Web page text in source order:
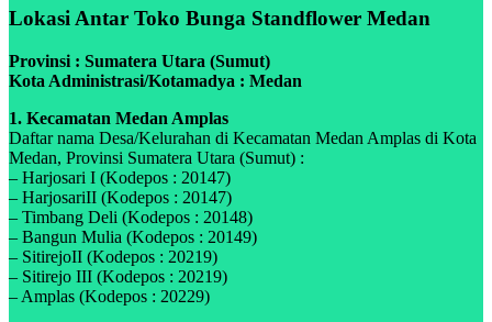
Lokasi Antar Toko Bunga Standflower Medan
Provinsi : Sumatera Utara (Sumut)
Kota Administrasi/Kotamadya : Medan
1. Kecamatan Medan Amplas
Daftar nama Desa/Kelurahan di Kecamatan Medan Amplas di Kota
Medan, Provinsi Sumatera Utara (Sumut) :
– Harjosari I (Kodepos : 20147)
– HarjosariII (Kodepos : 20147)
– Timbang Deli (Kodepos : 20148)
– Bangun Mulia (Kodepos : 20149)
– SitirejoII (Kodepos : 20219)
– Sitirejo III (Kodepos : 20219)
– Amplas (Kodepos : 20229)